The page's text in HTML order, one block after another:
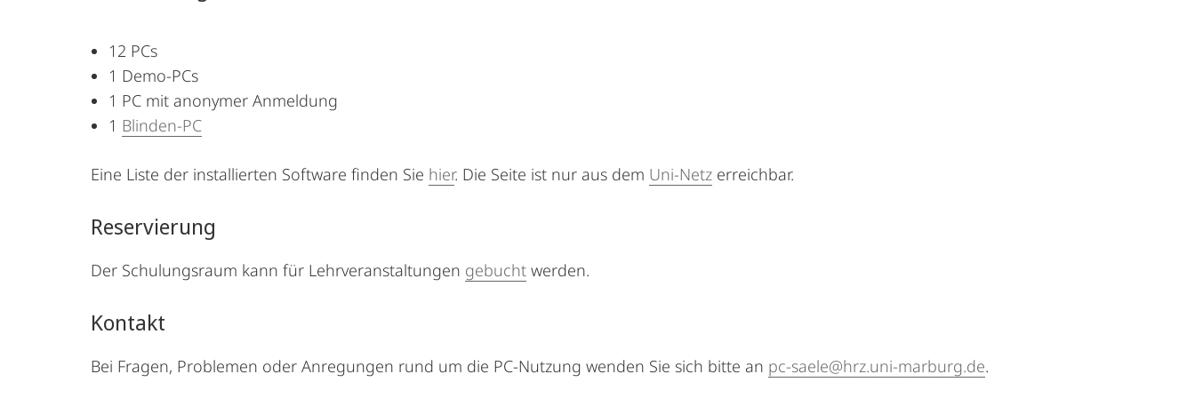
12 PCs
1 Demo-PCs
1 PC mit anonymer Anmeldung
1 Blinden-PC
Eine Liste der installierten Software finden Sie hier. Die Seite ist nur aus dem Uni-Netz erreichbar.
Reservierung
Der Schulungsraum kann für Lehrveranstaltungen gebucht werden.
Kontakt
Bei Fragen, Problemen oder Anregungen rund um die PC-Nutzung wenden Sie sich bitte an pc-saele@hrz.uni-marburg.de.